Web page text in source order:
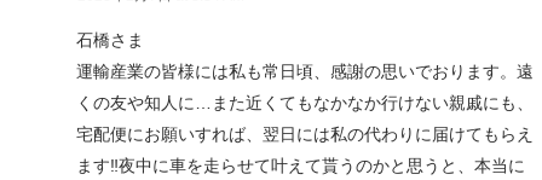
石橋さま
運輸産業の皆様には私も常日頃、感謝の思いでおります。遠
くの友や知人に…また近くてもなかなか行けない親戚にも、
宅配便にお願いすれば、翌日には私の代わりに届けてもらえ
ます‼️夜中に車を走らせて叶えて貰うのかと思うと、本当に